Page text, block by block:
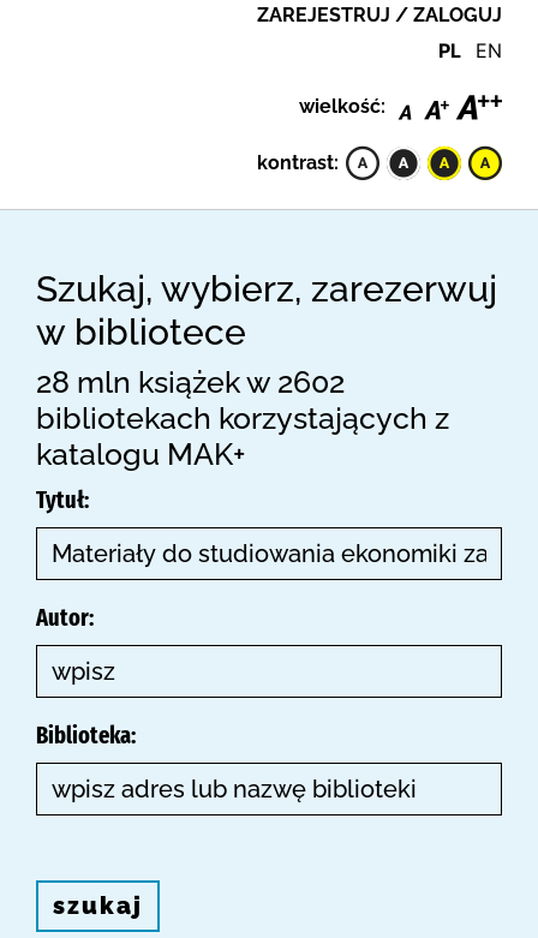
ZAREJESTRUJ / ZALOGUJ
PL EN
wielkość:
kontrast:
Szukaj, wybierz, zarezerwuj
w bibliotece
28 mln książek w 2602
bibliotekach korzystających z
katalogu MAK+
Tytuł:
Autor:
Biblioteka:
szukaj